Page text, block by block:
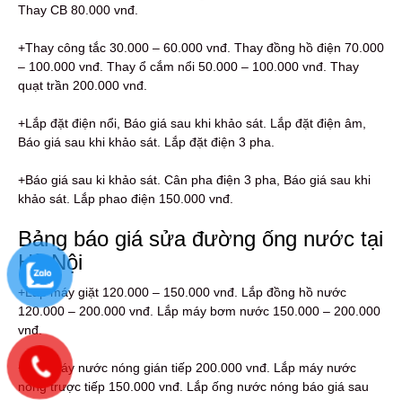
Thay CB 80.000 vnđ.
+Thay công tắc 30.000 – 60.000 vnđ. Thay đồng hồ điện 70.000
– 100.000 vnđ. Thay ổ cắm nổi 50.000 – 100.000 vnđ. Thay
quạt trần 200.000 vnđ.
+Lắp đặt điện nổi, Báo giá sau khi khảo sát. Lắp đặt điện âm,
Báo giá sau khi khảo sát. Lắp đặt điện 3 pha.
+Báo giá sau ki khảo sát. Cân pha điện 3 pha, Báo giá sau khi
khảo sát. Lắp phao điện 150.000 vnđ.
Bảng báo giá sửa đường ống nước tại
Hà Nội
+Lắp máy giặt 120.000 – 150.000 vnđ. Lắp đồng hồ nước
120.000 – 200.000 vnđ. Lắp máy bơm nước 150.000 – 200.000
vnđ.
+Lắp máy nước nóng gián tiếp 200.000 vnđ. Lắp máy nước
nóng trược tiếp 150.000 vnđ. Lắp ống nước nóng báo giá sau